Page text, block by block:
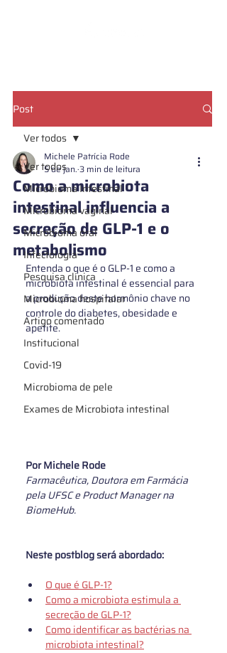
Post
Ver todos
Microbioma Intestinal
Microbioma vaginal
Microbioma oral
Infectologia
Pesquisa clínica
Microbioma hospitalar
Artigo comentado
Institucional
Covid-19
Microbioma de pele
Exames de Microbiota intestinal
Ver todos
Como a microbiota
intestinal influencia a
secreção de GLP-1 e o
metabolismo
Michele Patrícia Rode
5 de jan. 3 min de leitura
Entenda o que é o GLP-1 e como a
microbiota intestinal é essencial para
a produção deste hormônio chave no
controle do diabetes, obesidade e
apetite.
Por Michele Rode
Farmacêutica, Doutora em Farmácia
pela UFSC e Product Manager na
BiomeHub.
Neste postblog será abordado:
O que é GLP‑1?
Como a microbiota estimula a
secreção de GLP‑1?
Como identificar as bactérias na
microbiota intestinal?